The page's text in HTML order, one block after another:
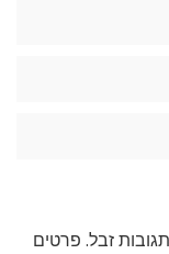
פרטים